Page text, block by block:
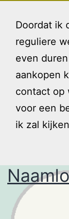
Doordat ik
reguliere
even
aankopen
contact op
voor een
ik zal
naar
inhoud
Gezin